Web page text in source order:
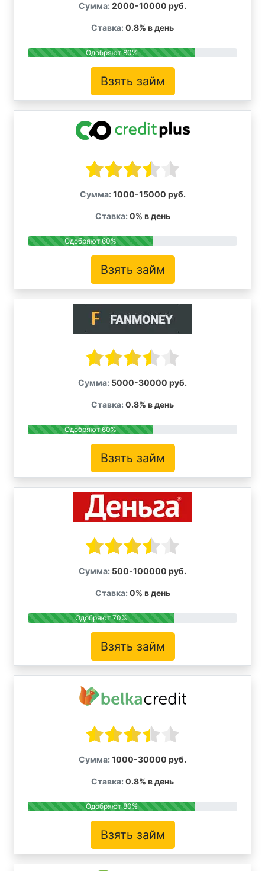
Сумма: 2000-10000 руб.
Ставка: 0.8% в день
Одобряют 80%
Взять займ
Сумма: 1000-15000 руб.
Ставка: 0% в день
Одобряют 60%
Взять займ
Сумма: 5000-30000 руб.
Ставка: 0.8% в день
Одобряют 60%
Взять займ
Сумма: 500-100000 руб.
Ставка: 0% в день
Одобряют 70%
Взять займ
Сумма: 1000-30000 руб.
Ставка: 0.8% в день
Одобряют 80%
Взять займ